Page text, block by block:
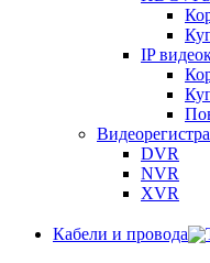
IP
DVR
NVR
XVR
Кабели и провода